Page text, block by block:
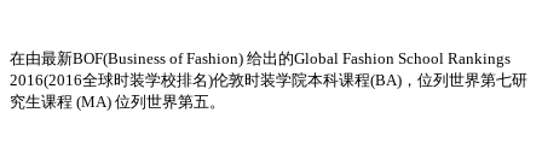
在由最新BOF(Business of Fashion) 给出的Global Fashion School Rankings
2016(2016全球时装学校排名)伦敦时装学院本科课程(BA)，位列世界第七研
究生课程 (MA) 位列世界第五。